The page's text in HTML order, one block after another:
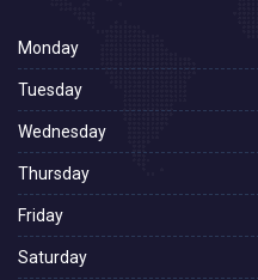
Monday
Tuesday
Wednesday
Thursday
Friday
Saturday